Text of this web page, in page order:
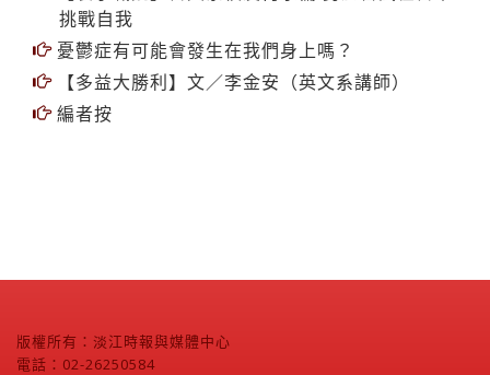
編者按
【寰宇職說】日文系校友何承儒 勇於嘗試在日本
挑戰自我
憂鬱症有可能會發生在我們身上嗎？